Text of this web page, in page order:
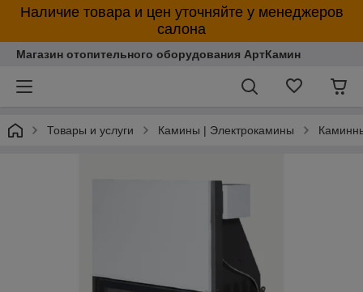
Наличие товара и цен уточняйте у менеджеров
салона
Магазин отопительного оборудования АртКамин
Товары и услуги Камины | Электрокамины